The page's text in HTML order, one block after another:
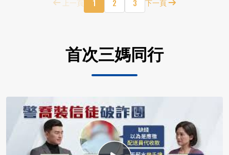
上一頁 1 2 3 下一頁
首次三媽同行